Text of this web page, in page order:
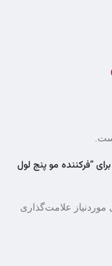
“فرکننده مو پنج لول
علامت‌گذاری